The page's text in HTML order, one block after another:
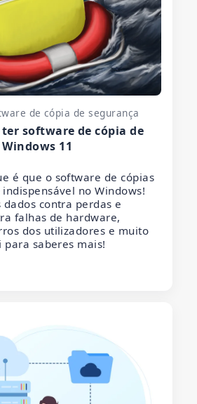
de cópia de segurança
ter software de cópia de
11
é que o software de cópias
no Windows!
dados contra perdas e
falhas de hardware,
dos utilizadores e muito
para saberes mais!